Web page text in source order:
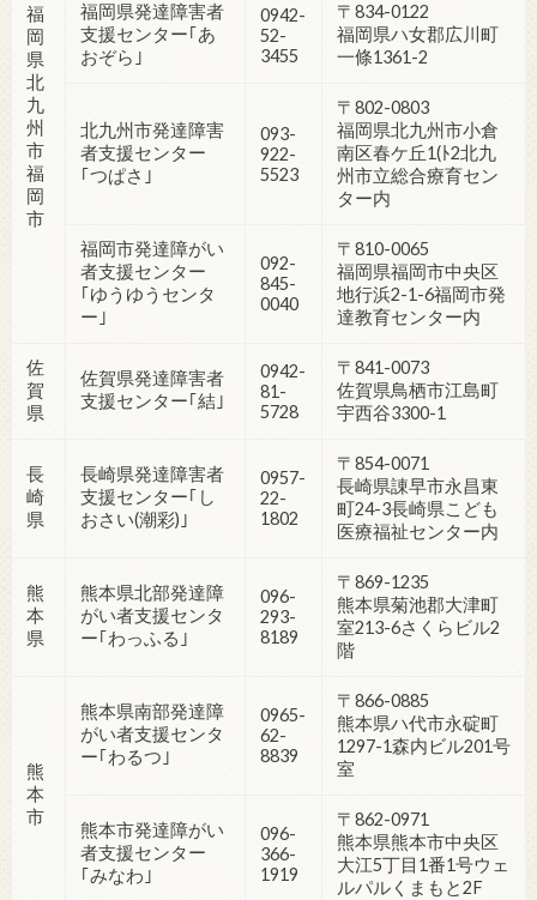
福
岡
県
北
九
州
市
福
岡
市
福岡県発達障害者
支援センター｢あ
おぞら｣
0942-
52-
3455
〒834-0122
福岡県ハ女郡広川町
一條1361-2
北九州市発達障害
者支援センター
｢つぱさ｣
093-
922-
5523
〒802-0803
福岡県北九州市小倉
南区春ケ丘1(ﾄ2北九
州市立総合療育セン
ター内
福岡市発達障がい
者支援センター
｢ゆうゆうセンタ
ー｣
092-
845-
0040
〒810-0065
福岡県福岡市中央区
地行浜2-1-6福岡市発
達教育センター内
佐
賀
県
佐賀県発達障害者
支援センター｢結｣
0942-
81-
5728
〒841-0073
佐賀県鳥栖市江島町
宇西谷3300-1
長
崎
県
長崎県発達障害者
支援センター｢し
おさい(潮彩)｣
0957-
22-
1802
〒854-0071
長崎県諌早市永昌東
町24-3長崎県こども
医療福祉センター内
熊
本
県
熊本県北部発達障
がい者支援センタ
ー｢わっふる｣
096-
293-
8189
〒869-1235
熊本県菊池郡大津町
室213-6さくらビル2
階
熊
本
市
熊本県南部発達障
がい者支援センタ
ー｢わるつ｣
0965-
62-
8839
〒866-0885
熊本県ハ代市永碇町
1297-1森内ビル201号
室
熊本市発達障がい
者支援センター
｢みなわ｣
096-
366-
1919
〒862-0971
熊本県熊本市中央区
大江5丁目1番1号ウェ
ルパルくまもと2F